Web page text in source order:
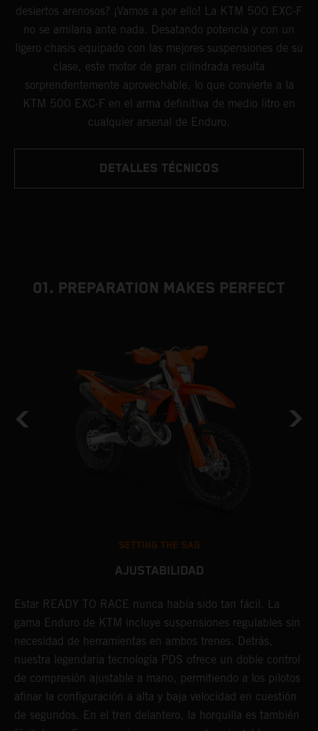
desiertos arenosos? ¡Vamos a por ello! La KTM 500 EXC-F
no se amilana ante nada. Desatando potencia y con un
ligero chasis equipado con las mejores suspensiones de su
clase, este motor de gran cilindrada resulta
sorprendentemente aprovechable, lo que convierte a la
KTM 500 EXC-F en el arma definitiva de medio litro en
cualquier arsenal de Enduro.
DETALLES TÉCNICOS
01. PREPARATION MAKES PERFECT
SETTING THE SAG
AJUSTABILIDAD
Estar READY TO RACE nunca había sido tan fácil. La
gama Enduro de KTM incluye suspensiones regulables sin
necesidad de herramientas en ambos trenes. Detrás,
nuestra legendaria tecnología PDS ofrece un doble control
de compresión ajustable a mano, permitiendo a los pilotos
afinar la configuración a alta y baja velocidad en cuestión
de segundos. En el tren delantero, la horquilla es también